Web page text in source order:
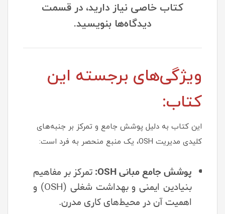
کتاب خاصی نیاز دارید، در قسمت
دیدگاه‌ها بنویسید.
ویژگی‌های برجسته این
کتاب:
این کتاب به دلیل پوشش جامع و تمرکز بر جنبه‌های
کلیدی مدیریت OSH، یک منبع منحصر به فرد است:
پوشش جامع مبانی OSH:
تمرکز بر مفاهیم
بنیادین ایمنی و بهداشت شغلی (OSH) و
اهمیت آن در محیط‌های کاری مدرن.